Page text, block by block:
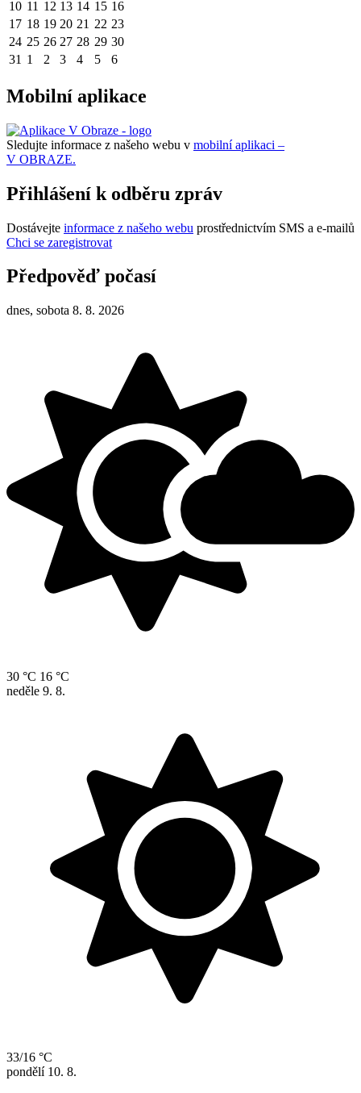
10 11 12 13 14 15 16
17 18 19 20 21 22 23
24 25 26 27 28 29 30
31 1 2 3 4 5 6
Mobilní aplikace
Sledujte informace z našeho webu v mobilní aplikaci –
V OBRAZE.
Přihlášení k odběru zpráv
Dostávejte informace z našeho webu prostřednictvím SMS a e-mailů
Chci se zaregistrovat
Předpověď počasí
dnes, sobota 8. 8. 2026
30 °C 16 °C
neděle 9. 8.
33/16 °C
pondělí 10. 8.